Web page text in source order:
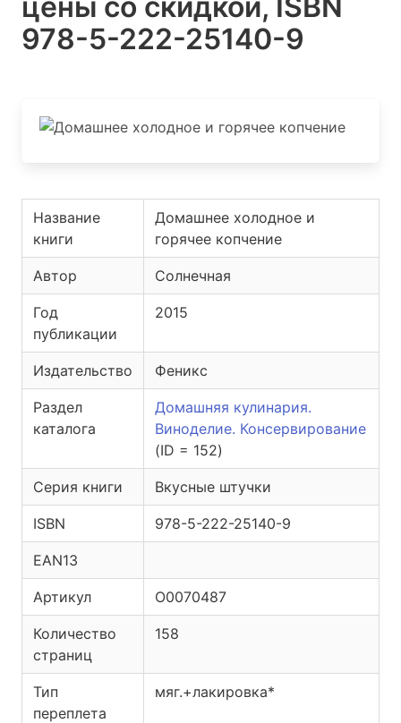
978-5-222-25140-9
Название
книги
Домашнее холодное и
горячее копчение
Автор Солнечная
Год
публикации
2015
Издательство Феникс
Раздел
каталога
Домашняя кулинария.
Виноделие. Консервирование
(ID = 152)
Серия книги Вкусные штучки
ISBN 978-5-222-25140-9
EAN13
Артикул O0070487
Количество
страниц
158
Тип
переплета
мяг.+лакировка*